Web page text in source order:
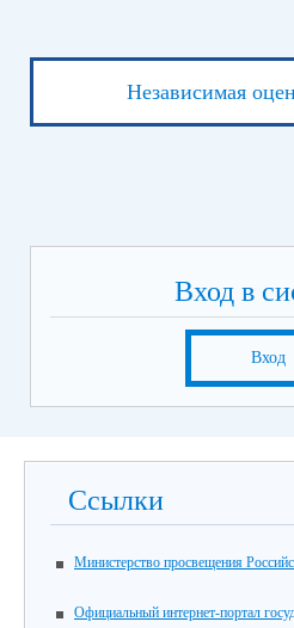
Независимая
Вход в
Вход
Ссылки
Министерство просвещения
Официальный интернет-портал